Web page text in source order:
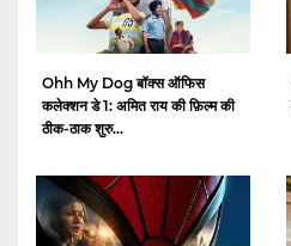
Ohh My Dog बॉक्स ऑफिस
कलेक्शन डे 1: अमित राय की फ़िल्म की
ठीक-ठाक शुरु...